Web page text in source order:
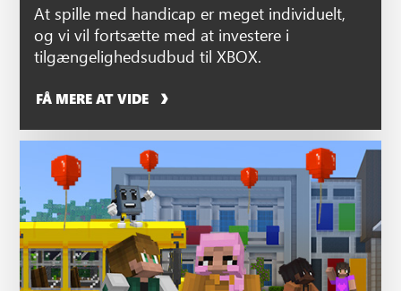
At spille med handicap er meget individuelt,
og vi vil fortsætte med at investere i
tilgængelighedsudbud til XBOX.
FÅ MERE AT VIDE